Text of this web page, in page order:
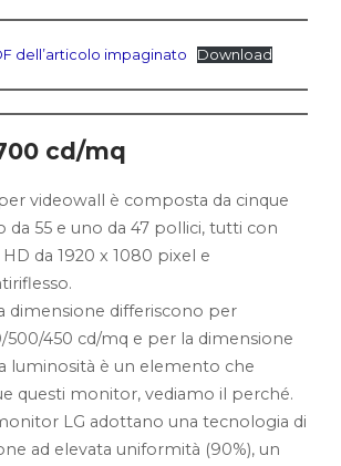
dell’articolo impaginato Download
cd/mq
videowall è composta da cinque
da 55 e uno da 47 pollici, tutti con
da 1920 x 1080 pixel e
dimensione differiscono per
500/450 cd/mq e per la dimensione
luminosità è un elemento che
questi monitor, vediamo il perché.
LG adottano una tecnologia di
ad elevata uniformità (90%), un